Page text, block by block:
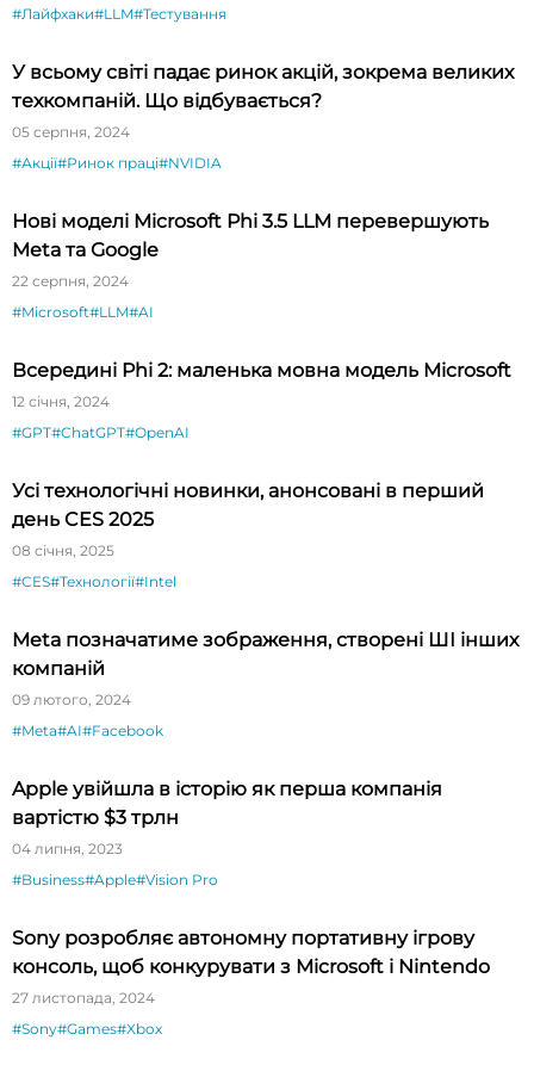
#Лайфхаки#LLM#Тестування
У всьому світі падає ринок акцій, зокрема великих
техкомпаній. Що відбувається?
05 серпня, 2024
#Акції#Ринок праці#NVIDIA
Нові моделі Microsoft Phi 3.5 LLM перевершують
Meta та Google
22 серпня, 2024
#Microsoft#LLM#AI
Всередині Phi 2: маленька мовна модель Microsoft
12 січня, 2024
#GPT#ChatGPT#OpenAI
Усі технологічні новинки, анонсовані в перший
день CES 2025
08 січня, 2025
#CES#Технології#Intel
Meta позначатиме зображення, створені ШІ інших
компаній
09 лютого, 2024
#Meta#AI#Facebook
Apple увійшла в історію як перша компанія
вартістю $3 трлн
04 липня, 2023
#Business#Apple#Vision Pro
Sony розробляє автономну портативну ігрову
консоль, щоб конкурувати з Microsoft і Nintendo
27 листопада, 2024
#Sony#Games#Xbox